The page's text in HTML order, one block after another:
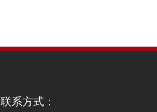
联系方式：